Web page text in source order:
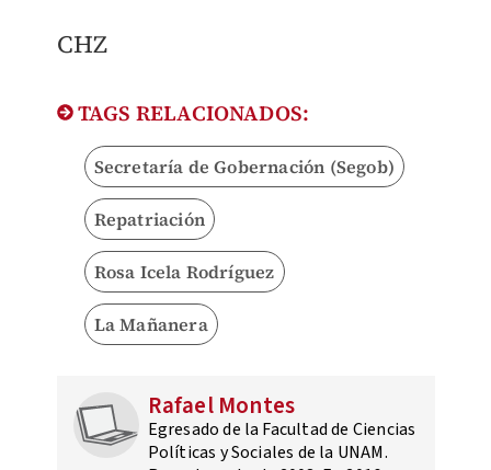
CHZ
TAGS RELACIONADOS:
Secretaría de Gobernación (Segob)
Repatriación
Rosa Icela Rodríguez
La Mañanera
Rafael Montes
Egresado de la Facultad de Ciencias
Políticas y Sociales de la UNAM.